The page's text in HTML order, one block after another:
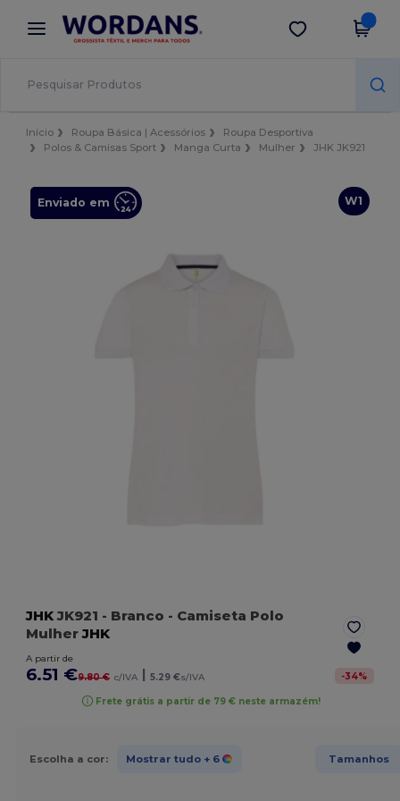
× App Wordans
Melhores preços na app!
Obter app
Início Roupa Básica | Acessórios
Roupa Desportiva
Polos & Camisas Sport
Manga Curta Mulher JHK JK921
W1
Enviado em
JHKJK921 - Branco - Camiseta Polo
MulherJHK
A partir de
6.51 €9.80 € c/IVA | 5.29 €s/IVA -34%
Frete grátis a partir de 79 € neste armazém!
Escolha a cor: Mostrar tudo + 6 Tamanhos